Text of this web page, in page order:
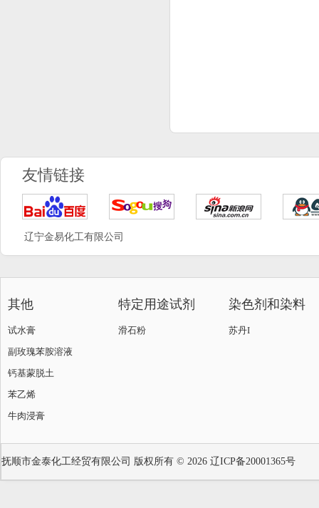
友情链接
辽宁金易化工有限公司
其他
试水膏
副玫瑰苯胺溶液
钙基蒙脱土
苯乙烯
牛肉浸膏
特定用途试剂
滑石粉
染色剂和染料
苏丹I
抚顺市金泰化工经贸有限公司 版权所有 © 2026 辽ICP备20001365号